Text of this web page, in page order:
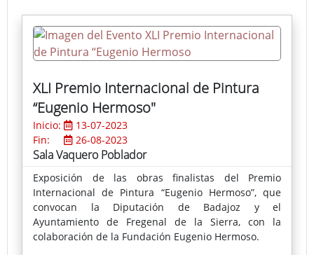
XLI Premio Internacional de Pintura
“Eugenio Hermoso"
Inicio:
13-07-2023
Fin:
26-08-2023
Sala Vaquero Poblador
Exposición de las obras finalistas del Premio
Internacional de Pintura “Eugenio Hermoso”, que
convocan la Diputación de Badajoz y el
Ayuntamiento de Fregenal de la Sierra, con la
colaboración de la Fundación Eugenio Hermoso.